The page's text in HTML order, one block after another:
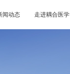
闻动态 走进耦合医学